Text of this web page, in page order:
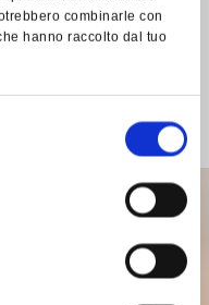
combinarle con
hanno raccolto dal tuo
lità